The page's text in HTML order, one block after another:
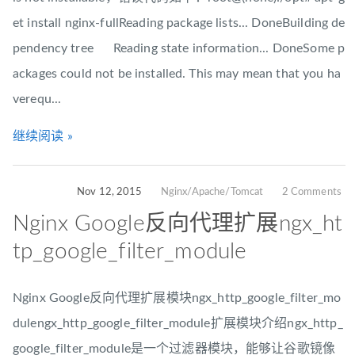
et install nginx-fullReading package lists... DoneBuilding de
pendency tree Reading state information... DoneSome p
ackages could not be installed. This may mean that you ha
verequ...
继续阅读 »
Nov 12, 2015 Nginx/Apache/Tomcat 2 Comments
Nginx Google反向代理扩展ngx_ht
tp_google_filter_module
Nginx Google反向代理扩展模块ngx_http_google_filter_mo
dulengx_http_google_filter_module扩展模块介绍ngx_http_
google_filter_module是一个过滤器模块，能够让谷歌镜像